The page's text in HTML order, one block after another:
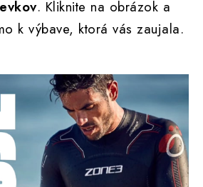
. Kliknite na obrázok a
k výbave, ktorá vás zaujala.